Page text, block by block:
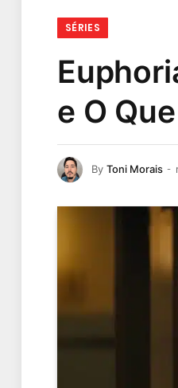
SÉRIES
e O
By Toni Morais